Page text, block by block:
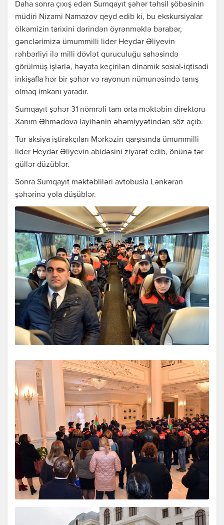
Daha sonra çıxış edən Sumqayıt şəhər təhsil şöbəsinin
müdiri Nizami Namazov qeyd edib ki, bu ekskursiyalar
ölkәmizin tarixini dәrindәn öyrәnmәklә bərabər,
gәnclәrimizә ümummilli lider Heydәr Әliyevin
rәhbәrliyi ilә milli dövlәt quruculuğu sahәsindә
görülmüş işlәrlә, hәyata keçirilən dinamik sosial-iqtisadi
inkişafla hәr bir şәhәr vә rayonun nümunәsindә tanış
olmaq imkanı yaradır.
Sumqayıt şəhər 31 nömrəli tam orta məktəbin direktoru
Xanım Əhmədova layihənin əhəmiyyətindən söz açıb.
Tur-aksiya iştirakçıları Mərkəzin qarşısında ümummilli
lider Heydər Əliyevin abidəsini ziyarət edib, önünə tər
güllər düzüblər.
Sonra Sumqayıt məktəbliləri avtobusla Lənkəran
şəhərinə yola düşüblər.